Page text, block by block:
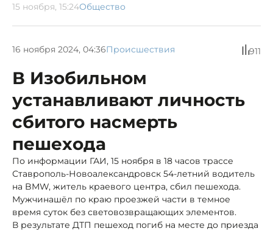
15 ноября, 15:24Общество
16 ноября 2024, 04:36Происшествия 911
В Изобильном
устанавливают личность
сбитого насмерть
пешехода
По информации ГАИ, 15 ноября в 18 часов трассе
Ставрополь-Новоалександровск 54-летний водитель
на BMW, житель краевого центра, сбил пешехода.
Мужчинашёл по краю проезжей части в темное
время суток без световозвращающих элементов.
В результате ДТП пешеход погиб на месте до приезда